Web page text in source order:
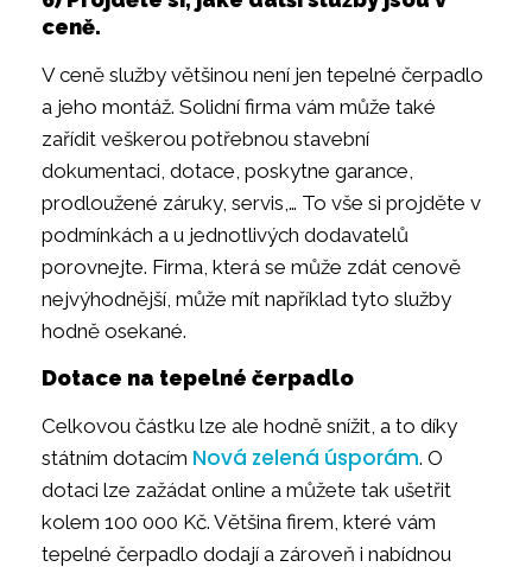
ceně.
V ceně služby většinou není jen tepelné čerpadlo
a jeho montáž. Solidní firma vám může také
zařídit veškerou potřebnou stavební
dokumentaci, dotace, poskytne garance,
prodloužené záruky, servis,… To vše si projděte v
podmínkách a u jednotlivých dodavatelů
porovnejte. Firma, která se může zdát cenově
nejvýhodnější, může mít například tyto služby
hodně osekané.
Dotace na tepelné čerpadlo
Celkovou částku lze ale hodně snížit, a to díky
státním dotacím Nová zelená úsporám. O
dotaci lze zažádat online a můžete tak ušetřit
kolem 100 000 Kč. Většina firem, které vám
tepelné čerpadlo dodají a zároveň i nabídnou